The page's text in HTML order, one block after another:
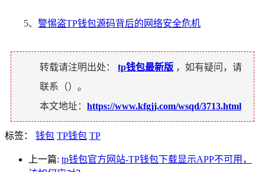
5、 警惕盗TP钱包源码背后的网络安全危机
转载请注明出处： tp钱包最新版 ，如有疑问，请
联系（）。
本文地址： https://www.kfgjj.com/wsqd/3713.html
标签： 钱包 TP钱包 TP
上一篇: tp钱包官方网站-TP钱包下载显示APP不可用，